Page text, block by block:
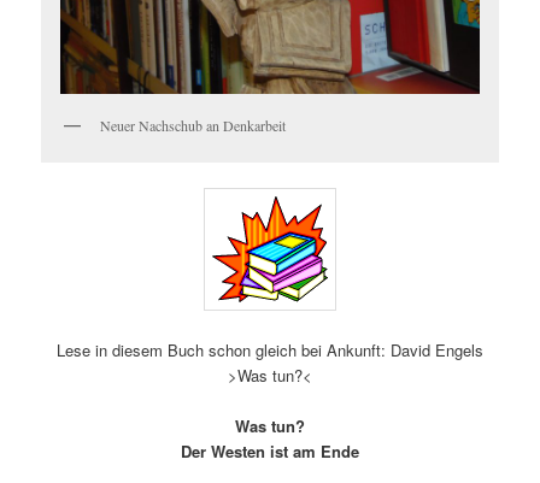
Neuer Nachschub an Denkarbeit
Lese in diesem Buch schon gleich bei Ankunft: David Engels
>Was tun?<
Was tun?
Der Westen ist am Ende